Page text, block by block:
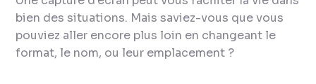
bien des situations. Mais saviez-vous que vous
pouviez aller encore plus loin en changeant le
format, le nom, ou leur emplacement ?